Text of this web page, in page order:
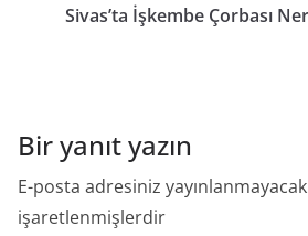
Sivas’ta İşkembe Çorbası
Bir yanıt yazın
E-posta adresiniz
işaretlenmişlerdir